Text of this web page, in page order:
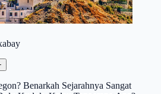
Benarkah Sejarahnya Sangat